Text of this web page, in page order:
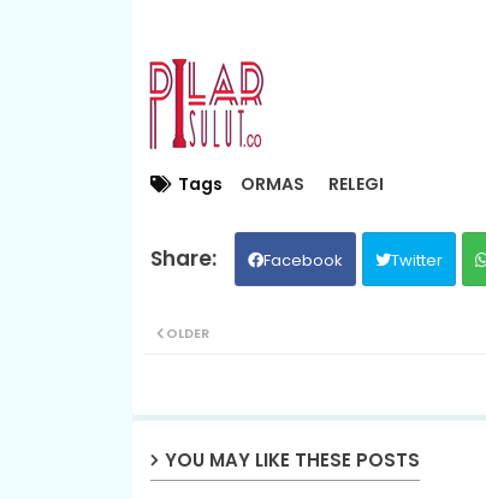
Tags ORMAS RELEGI
Facebook Twitter
OLDER
YOU MAY LIKE THESE POSTS